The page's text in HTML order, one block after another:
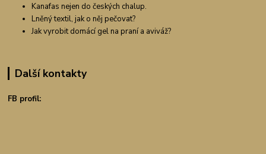
Kanafas nejen do českých chalup.
Lněný textil, jak o něj pečovat?
Jak vyrobit domácí gel na praní a aviváž?
Další kontakty
FB profil: